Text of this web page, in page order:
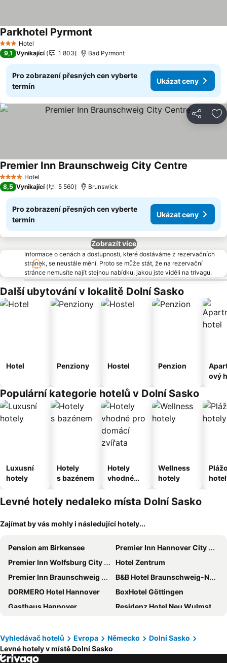
3 Počet hvězdiček
Hotel
Parkhotel Pyrmont
9,1 Vynikající 1 803 Bad Pyrmont
Pro zobrazení přesných cen vyberte
termín
Ukázat ceny
Sdílet
4 Počet hvězdiček
Hotel
Premier Inn Braunschweig City Centre
8,5 Vynikající 5 560 Brunswick
Pro zobrazení přesných cen vyberte
termín
Ukázat ceny
Zobrazít více
Informace o cenách a dostupnosti, které dostáváme z rezervačních
stránek, se neustále mění. Proto se může stát, že na rezervační
stránce nemusíte najít stejnou nabídku, jakou jste viděli na trivagu.
Další ubytování v lokalitě Dolní Sasko
Hotel Penziony Hostel Penzion
ový
Populární kategorie hotelů v Dolní Sasko
Luxusní
hotely
Hotely
s bazénem
Hotely
vhodné
domácí
zvířata
Wellness
hotely
Levné hotely nedaleko místa Dolní Sasko
Zajímat by vás mohly i následující hotely...
Pension am Birkensee
Premier Inn Hannover City University
Premier Inn Wolfsburg City Centre
Hotel Zentrum
Premier Inn Braunschweig City Centre
B&B Hotel Braunschweig-Nord
DORMERO Hotel Hannover
BoxHotel Göttingen
Gasthaus Hannover
Residenz Hotel Neu Wulmstorf
B&B HOTEL Hannover-Garbsen
June Six Hotel Hannover City
Vier Jahreszeiten Bensersiel
Vyhledávač hotelů Evropa Německo
Dolní Sasko
Levné hotely v místě Dolní Sasko